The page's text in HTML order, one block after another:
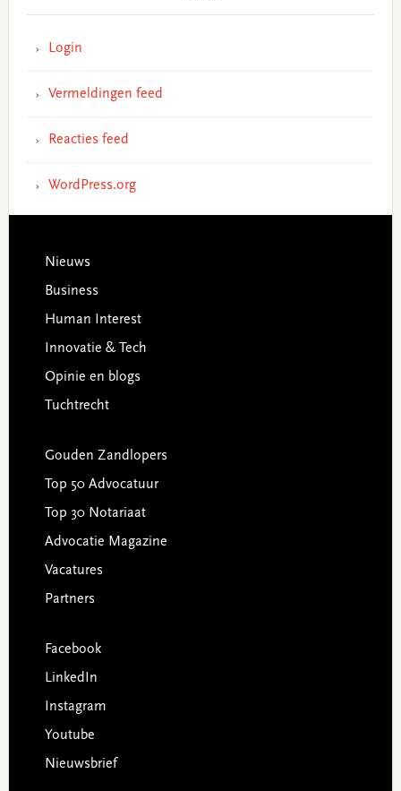
Login
Vermeldingen feed
Reacties feed
WordPress.org
Footer
Nieuws
Business
Human Interest
Innovatie & Tech
Opinie en blogs
Tuchtrecht
Gouden Zandlopers
Top 50 Advocatuur
Top 30 Notariaat
Advocatie Magazine
Vacatures
Partners
Facebook
LinkedIn
Instagram
Youtube
Nieuwsbrief